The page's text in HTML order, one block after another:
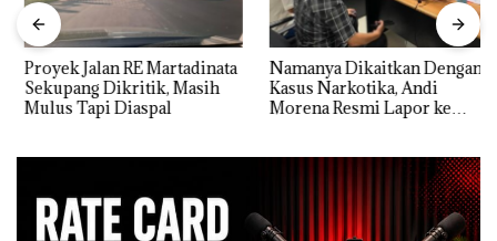
Proyek Jalan RE Martadinata
Sekupang Dikritik, Masih
Mulus Tapi Diaspal
Namanya Dikaitkan Dengan
Kasus Narkotika, Andi
Morena Resmi Lapor ke